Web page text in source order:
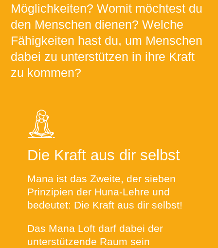
Möglichkeiten? Womit möchtest du
den Menschen dienen? Welche
Fähigkeiten hast du, um Menschen
dabei zu unterstützen in ihre Kraft
zu kommen?
Die Kraft aus dir selbst
Mana ist das Zweite, der sieben
Prinzipien der Huna-Lehre und
bedeutet: Die Kraft aus dir selbst!
Das Mana Loft darf dabei der
unterstützende Raum sein